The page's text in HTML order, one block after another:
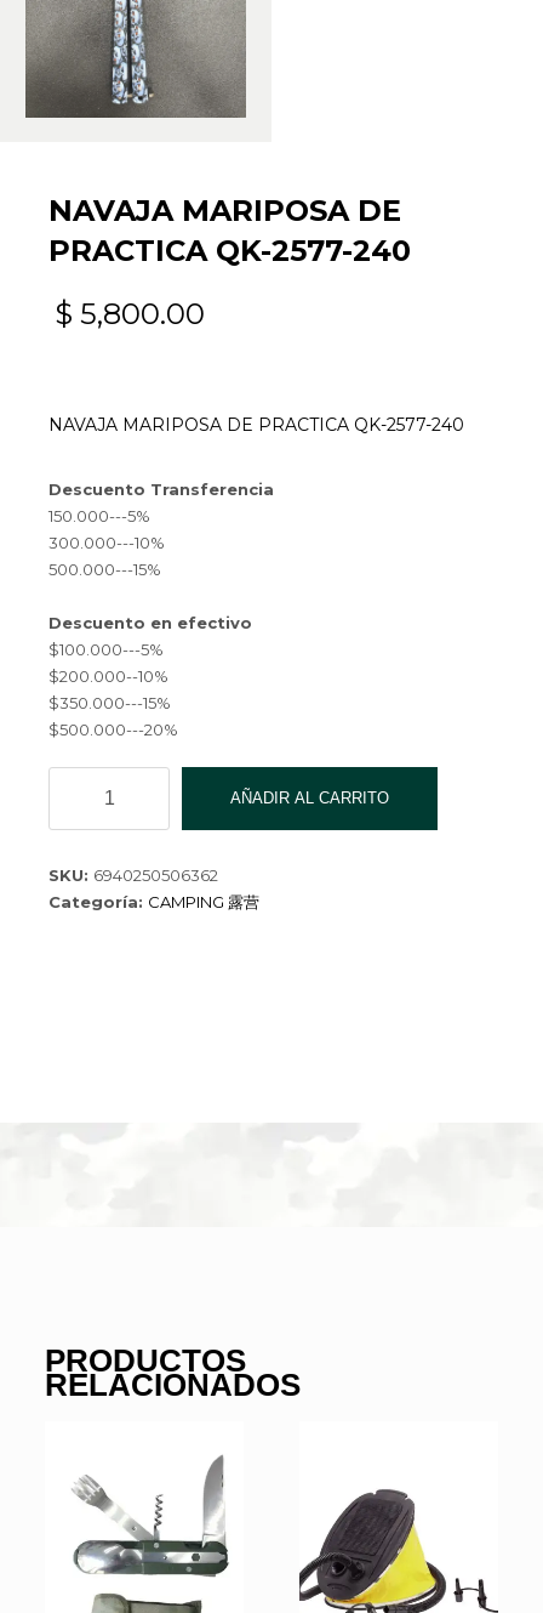
NAVAJA MARIPOSA DE
PRACTICA QK-2577-240
$ 5,800.00
NAVAJA MARIPOSA DE PRACTICA QK-2577-240
Descuento Transferencia
150.000---5%
300.000---10%
500.000---15%
Descuento en efectivo
$100.000---5%
$200.000--10%
$350.000---15%
$500.000---20%
MARIPOSA
DE
QK-
2577-
AÑADIR AL CARRITO
SKU: 6940250506362
Categoría: CAMPING 露营
PRODUCTOS
RELACIONADOS